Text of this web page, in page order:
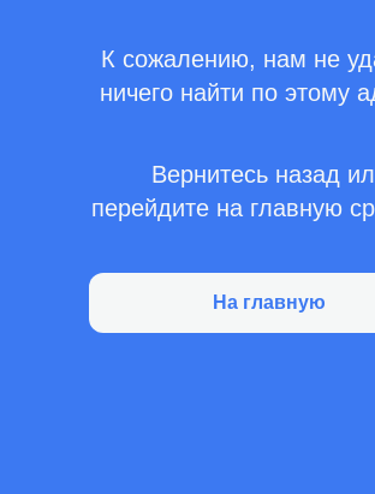
К сожалению, нам не
ничего найти по этому
Вернитесь назад
перейдите на главную
На главную